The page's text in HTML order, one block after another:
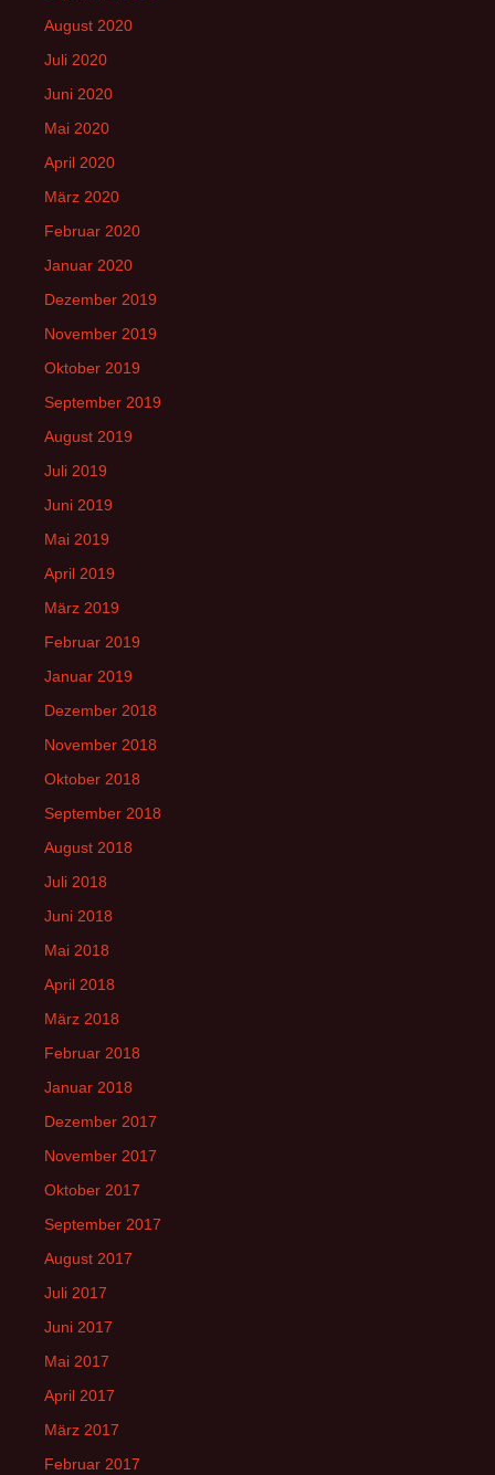
August 2020
Juli 2020
Juni 2020
Mai 2020
April 2020
März 2020
Februar 2020
Januar 2020
Dezember 2019
November 2019
Oktober 2019
September 2019
August 2019
Juli 2019
Juni 2019
Mai 2019
April 2019
März 2019
Februar 2019
Januar 2019
Dezember 2018
November 2018
Oktober 2018
September 2018
August 2018
Juli 2018
Juni 2018
Mai 2018
April 2018
März 2018
Februar 2018
Januar 2018
Dezember 2017
November 2017
Oktober 2017
September 2017
August 2017
Juli 2017
Juni 2017
Mai 2017
April 2017
März 2017
Februar 2017